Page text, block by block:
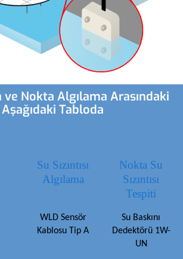
ve Nokta Algılama Arasındaki
Tabloda
Su Sızıntısı
Algılama
Nokta Su
Sızıntısı
Tespiti
WLD Sensör
Kablosu Tip A
Su Baskını
Dedektörü 1W-
UN